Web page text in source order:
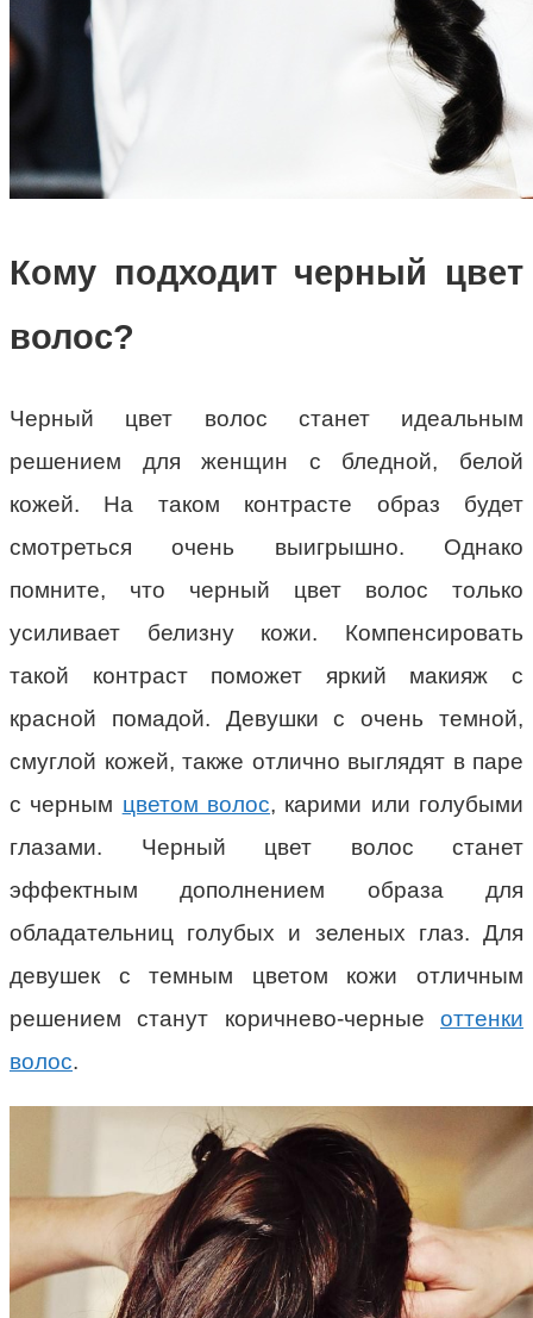
Кому подходит черный цвет
волос?
Черный цвет волос станет идеальным
решением для женщин с бледной, белой
кожей. На таком контрасте образ будет
смотреться очень выигрышно. Однако
помните, что черный цвет волос только
усиливает белизну кожи. Компенсировать
такой контраст поможет яркий макияж с
красной помадой. Девушки с очень темной,
смуглой кожей, также отлично выглядят в паре
с черным цветом волос, карими или голубыми
глазами. Черный цвет волос станет
эффектным дополнением образа для
обладательниц голубых и зеленых глаз. Для
девушек с темным цветом кожи отличным
решением станут коричнево-черные оттенки
волос.